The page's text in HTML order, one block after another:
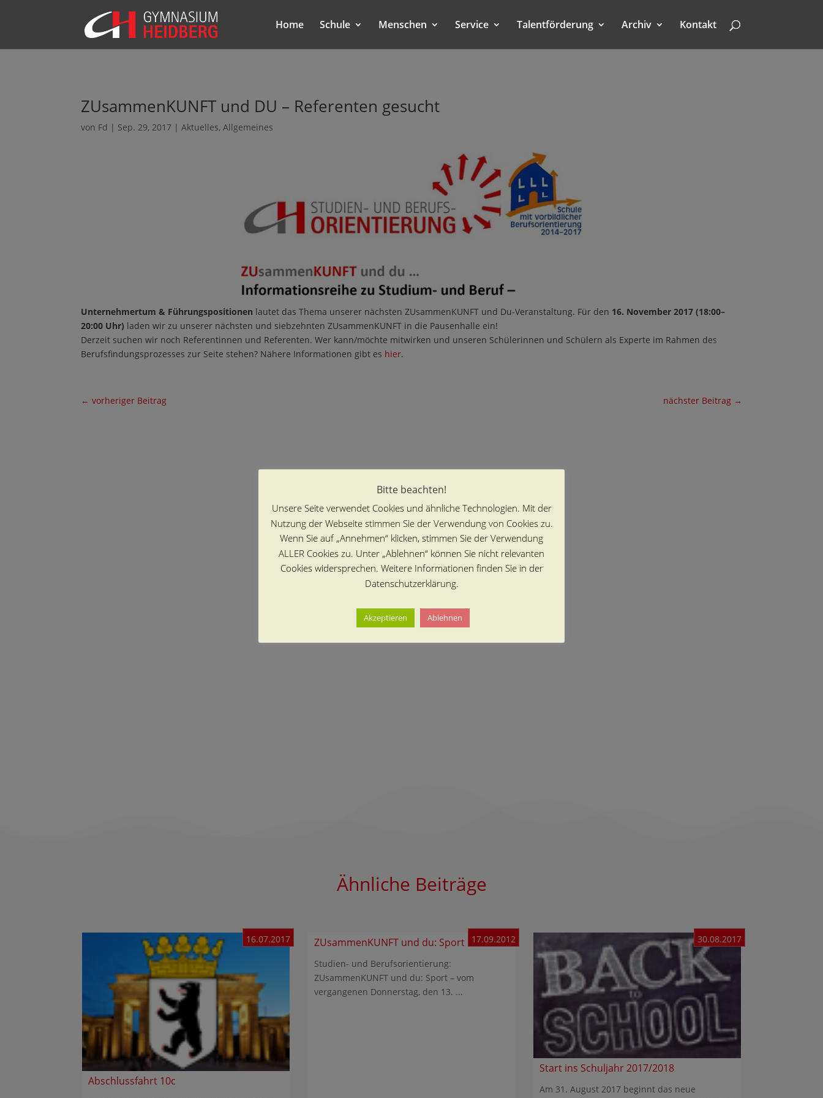
Home Schule Menschen Service Talentförderung Archiv Kontakt
ZUsammenKUNFT und DU – Referenten gesucht
von Fd | Sep. 29, 2017 | Aktuelles, Allgemeines
Unternehmertum & Führungspositionen lautet das Thema unserer nächsten ZUsammenKUNFT und Du-Veranstaltung. Für den 16. November 2017 (18:00–
20:00 Uhr) laden wir zu unserer nächsten und siebzehnten ZUsammenKUNFT in die Pausenhalle ein!
Derzeit suchen wir noch Referentinnen und Referenten. Wer kann/möchte mitwirken und unseren Schülerinnen und Schülern als Experte im Rahmen des
Berufsfindungsprozesses zur Seite stehen? Nähere Informationen gibt es hier.
← vorheriger Beitrag nächster Beitrag →
Ähnliche Beiträge
Abschlussfahrt 10c
16.07.2017 ZUsammenKUNFT und du: Sport 17.09.2012
Studien- und Berufsorientierung:
ZUsammenKUNFT und du: Sport – vom
vergangenen Donnerstag, den 13. ...
Start ins Schuljahr 2017/2018
30.08.2017
Am 31. August 2017 beginnt das neue
Bitte beachten!
Unsere Seite verwendet Cookies und ähnliche Technologien. Mit der
Nutzung der Webseite stimmen Sie der Verwendung von Cookies zu.
Wenn Sie auf „Annehmen“ klicken, stimmen Sie der Verwendung
ALLER Cookies zu. Unter „Ablehnen“ können Sie nicht relevanten
Cookies widersprechen. Weitere Informationen finden Sie in der
Datenschutzerklärung.
Akzeptieren Ablehnen